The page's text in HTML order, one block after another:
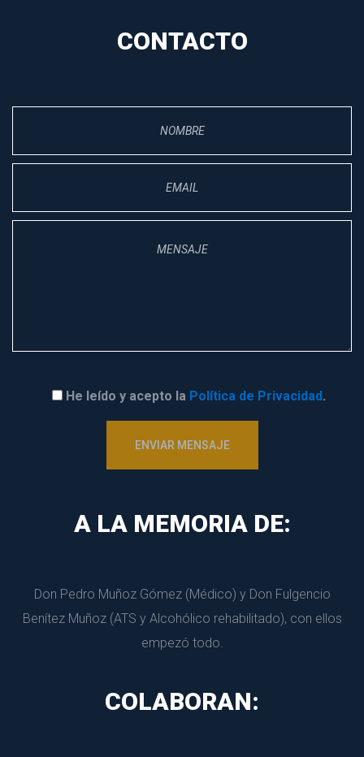
CONTACTO
He leído y acepto la Política de Privacidad.
A LA MEMORIA DE:
Don Pedro Muñoz Gómez (Médico) y Don Fulgencio
Benítez Muñoz (ATS y Alcohólico rehabilitado), con ellos
empezó todo.
COLABORAN: